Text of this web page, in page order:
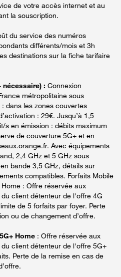
de votre accès internet et au
la souscription.
du service des numéros
différents/mois et 3h
destinations sur la fiche tarifaire
nécessaire) : Connexion
métropolitaine sous
dans les zones couvertes
: 29€. Jusqu’à 1,5
s en émission : débits maximum
de couverture 5G+ et en
Avec équipements
2,4 GHz et 5 GHz sous
bande 3,5 GHz, détails sur
compatibles. Forfaits Mobile
: Offre réservée aux
client détenteur de l'offre 4G
de 5 forfaits par foyer. Perte
ou de changement d’offre.
Home : Offre réservée aux
client détenteur de l'offre 5G+
Perte de la remise en cas de